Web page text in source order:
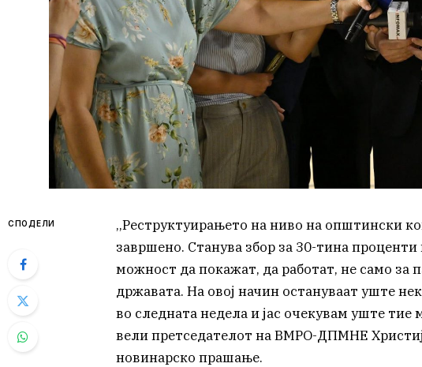
СПОДЕЛИ
,,Реструктуирањето на ниво на општински
завршено. Станува збор за 30-тина
можност да покажат, да работат, не само за
државата. На овој начин остануваат уште
во следната недела и јас очекувам уште
вели претседателот на ВМРО-ДПМНЕ
новинарско прашање.